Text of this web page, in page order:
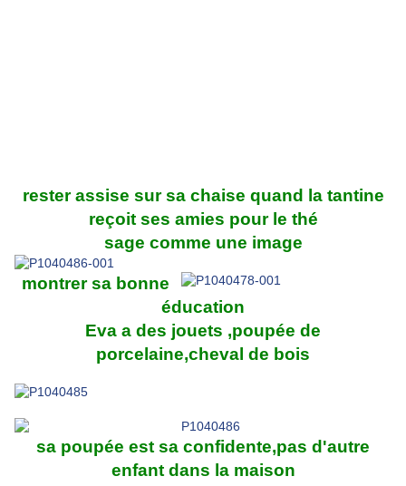
rester assise sur sa chaise quand la tantine
reçoit ses amies pour le thé
sage comme une image
montrer sa bonne
éducation
Eva a des jouets ,poupée de
porcelaine,cheval de bois
sa poupée est sa confidente,pas d'autre
enfant dans la maison